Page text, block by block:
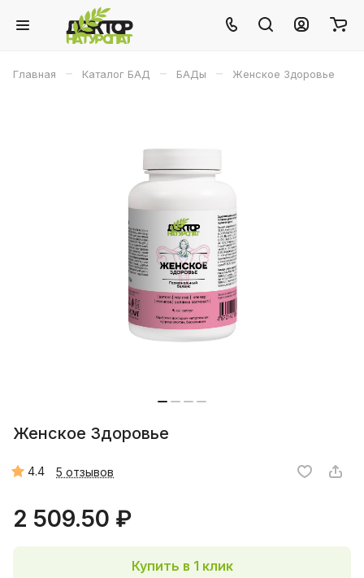
Главная – Каталог БАД – БАДы – Женское Здоровье
Женское Здоровье
4.4 5 отзывов
2 509.50 ₽
Купить в 1 клик